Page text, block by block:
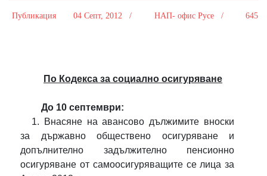
Публикация 04 Септ, 2012 / НАП- офис Русе / 645
По Кодекса за социално осигуряване
До 10 септември:
1. Внасяне на авансово дължимите вноски
за държавно обществено осигуряване и
допълнително задължително пенсионно
осигуряване от самоосигуряващите се лица за